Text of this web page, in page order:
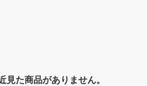
見た商品がありません。